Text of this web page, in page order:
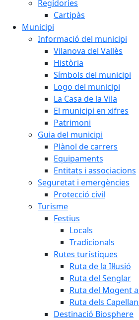
Regidories
Cartipàs
Municipi
Informació del municipi
Vilanova del Vallès
Història
Símbols del municipi
Logo del municipi
La Casa de la Vila
El municipi en xifres
Patrimoni
Guia del municipi
Plànol de carrers
Equipaments
Entitats i associacions
Seguretat i emergències
Protecció civil
Turisme
Festius
Locals
Tradicionals
Rutes turístiques
Ruta de la Il·lusió
Ruta del Senglar
Ruta del Mogent
Ruta dels
Destinació Biosphere